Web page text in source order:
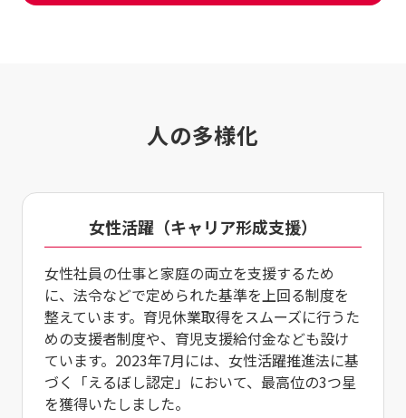
人の多様化
女性活躍 （キャリア形成支援）
女性社員の仕事と家庭の両立を支援するため
に、法令などで定められた基準を上回る制度を
整えています。育児休業取得をスムーズに行うた
めの支援者制度や、育児支援給付金なども設け
ています。2023年7月には、女性活躍推進法に基
づく「えるぼし認定」において、最高位の3つ星
を獲得いたしました。